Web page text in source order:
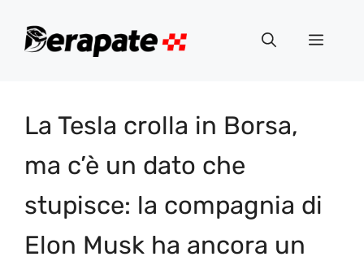
Menu
La Tesla crolla in Borsa,
ma c’è un dato che
stupisce: la compagnia di
Elon Musk ha ancora un